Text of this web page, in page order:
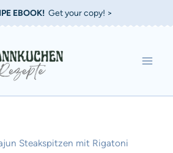
EBOOK!Get your copy! >
Steakspitzen mit Rigatoni